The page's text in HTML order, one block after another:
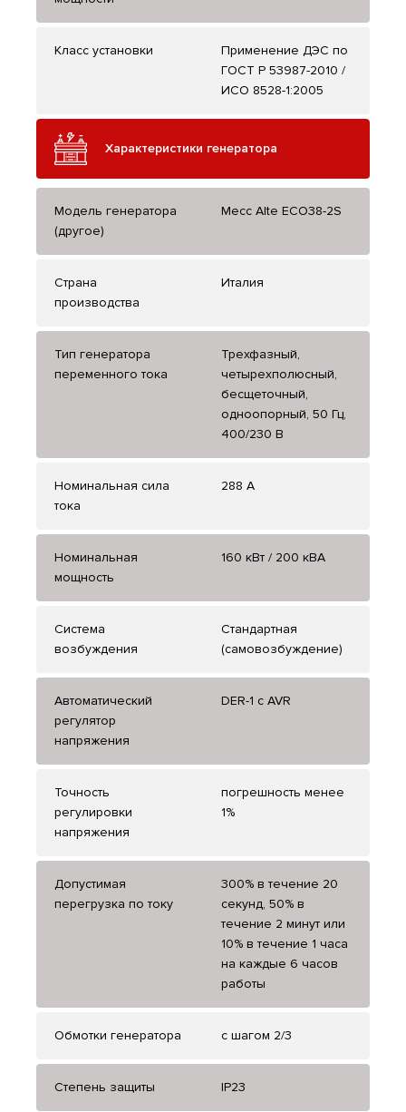
Класс установки
Применение ДЭС по
ГОСТ Р 53987-2010 /
ИСО 8528-1:2005
Характеристики генератора
Модель генератора
(другое)
Mecc Alte ECO38-2S
Страна
производства
Италия
Тип генератора
переменного тока
Трехфазный,
четырехполюсный,
бесщеточный,
одноопорный, 50 Гц,
400/230 В
Номинальная сила
тока
288 А
Номинальная
мощность
160 кВт / 200 кВА
Система
возбуждения
Стандартная
(самовозбуждение)
Автоматический
регулятор
напряжения
DER-1 с AVR
Точность
регулировки
напряжения
погрешность менее
1%
Допустимая
перегрузка по току
300% в течение 20
секунд, 50% в
течение 2 минут или
10% в течение 1 часа
на каждые 6 часов
работы
Обмотки генератора с шагом 2/3
Степень защиты IP23